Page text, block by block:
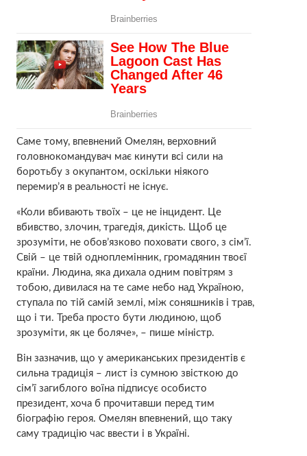
Саме тому, впевнений Омелян, верховний
головнокомандувач має кинути всі сили на
боротьбу з окупантом, оскільки ніякого
перемир’я в реальності не існує.
«Коли вбивають твоїх – це не інцидент. Це
вбивство, злочин, трагедія, дикість. Щоб це
зрозуміти, не обов’язково поховати свого, з сім’ї.
Свій – це твій одноплемінник, громадянин твоєї
країни. Людина, яка дихала одним повітрям з
тобою, дивилася на те саме небо над Україною,
ступала по тій самій землі, між соняшників і трав,
що і ти. Треба просто бути людиною, щоб
зрозуміти, як це боляче», – пише міністр.
Він зазначив, що у американських президентів є
сильна традиція – лист із сумною звісткою до
сім’ї загиблого воїна підписує особисто
президент, хоча б прочитавши перед тим
біографію героя. Омелян впевнений, що таку
саму традицію час ввести і в Україні.